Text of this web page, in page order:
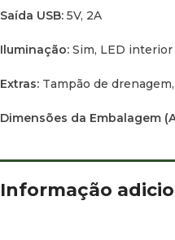
Saída USB: 5V, 2A
Iluminação: Sim, LED interior
Extras: Tampão de
Dimensões da Embalagem
Informação